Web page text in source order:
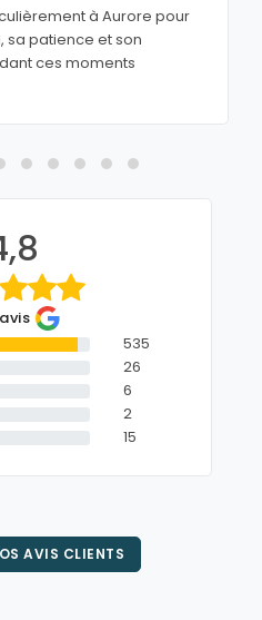
à Aurore pour
sa patience et son
ces moments
535
26
6
2
15
AVIS CLIENTS